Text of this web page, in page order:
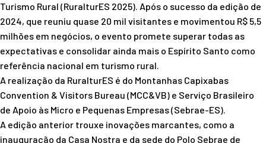
Turismo Rural (RuralturES 2025). Após o sucesso da edição de
2024, que reuniu quase 20 mil visitantes e movimentou R$ 5,5
milhões em negócios, o evento promete superar todas as
expectativas e consolidar ainda mais o Espírito Santo como
referência nacional em turismo rural.
A realização da RuralturES é do Montanhas Capixabas
Convention & Visitors Bureau (MCC&VB) e Serviço Brasileiro
de Apoio às Micro e Pequenas Empresas (Sebrae-ES).
A edição anterior trouxe inovações marcantes, como a
inauguração da Casa Nostra e da sede do Polo Sebrae de